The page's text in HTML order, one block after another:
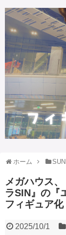
ホーム
メガハウス
ラSIN』の『
フィギュア
2025/10/1